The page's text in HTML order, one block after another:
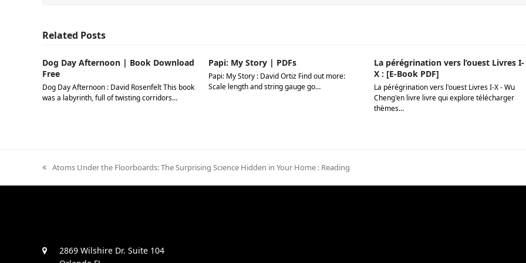
Related Posts
Dog Day Afternoon | Book Download
Free
Dog Day Afternoon : David Rosenfelt This book
was a labyrinth, full of twisting corridors…
Papi: My Story | PDFs
Papi: My Story : David Ortiz Find out more:
Scale length and string gauge go…
La pérégrination vers l’ouest Livres I-
X : [E-Book PDF]
La pérégrination vers l'ouest Livres I-X - Wu
Cheng'en livre livre qui explore télécharger
thèmes…
previous
Atoms Under the Floorboards: The Surprising Science Hidden in Your Home : Reading
2869 Wilshire Dr. Suite 104